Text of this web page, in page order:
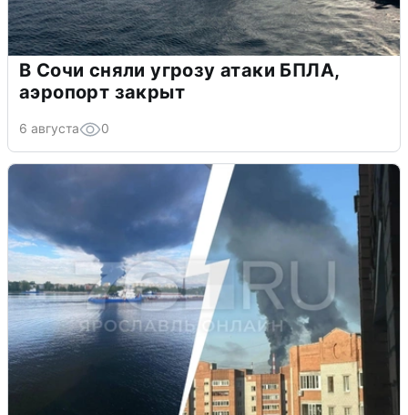
В Сочи сняли угрозу атаки БПЛА,
аэропорт закрыт
6 августа 0